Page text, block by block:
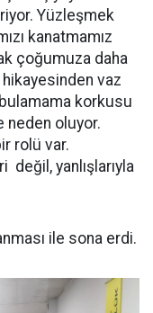
Yüzleşmek
kanatmamız
çoğumuza daha
hikayesinden vaz
korkusu
neden oluyor.
rolü var.
değil, yanlışlarıyla
ile sona erdi.